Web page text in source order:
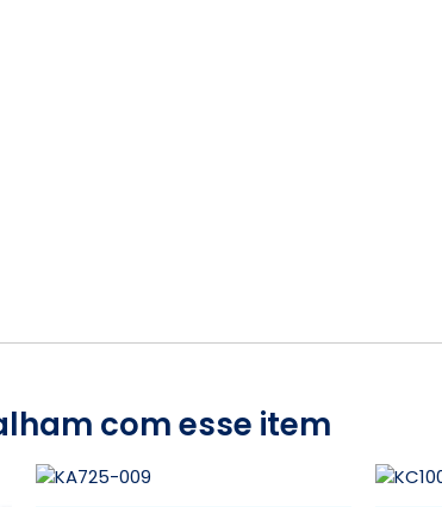
com esse item